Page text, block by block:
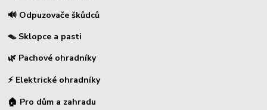
🔊 Odpuzovače škůdců
🪤 Sklopce a pasti
🌿 Pachové ohradníky
⚡ Elektrické ohradníky
🏠 Pro dům a zahradu